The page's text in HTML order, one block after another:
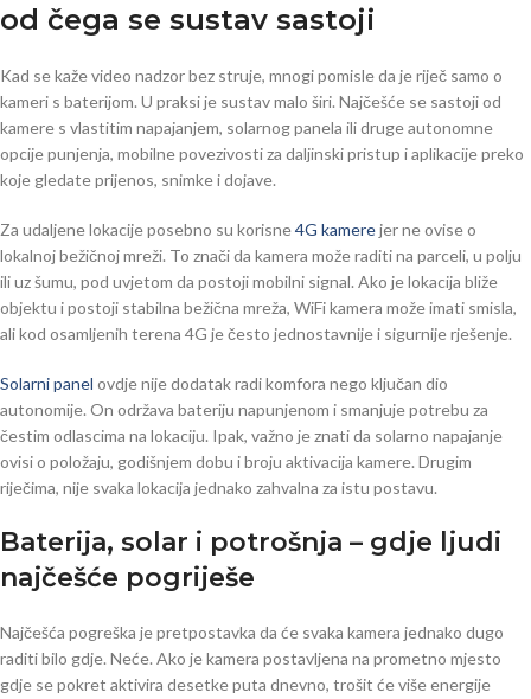
od čega se sustav sastoji
Kad se kaže video nadzor bez struje, mnogi pomisle da je riječ samo o
kameri s baterijom. U praksi je sustav malo širi. Najčešće se sastoji od
kamere s vlastitim napajanjem, solarnog panela ili druge autonomne
opcije punjenja, mobilne povezivosti za daljinski pristup i aplikacije preko
koje gledate prijenos, snimke i dojave.
Za udaljene lokacije posebno su korisne4G kamerejer ne ovise o
lokalnoj bežičnoj mreži. To znači da kamera može raditi na parceli, u polju
ili uz šumu, pod uvjetom da postoji mobilni signal. Ako je lokacija bliže
objektu i postoji stabilna bežična mreža, WiFi kamera može imati smisla,
ali kod osamljenih terena 4G je često jednostavnije i sigurnije rješenje.
Solarni panel ovdje nije dodatak radi komfora nego ključan dio
autonomije. On održava bateriju napunjenom i smanjuje potrebu za
čestim odlascima na lokaciju. Ipak, važno je znati da solarno napajanje
ovisi o položaju, godišnjem dobu i broju aktivacija kamere. Drugim
riječima, nije svaka lokacija jednako zahvalna za istu postavu.
Baterija, solar i potrošnja – gdje ljudi
najčešće pogriješe
Najčešća pogreška je pretpostavka da će svaka kamera jednako dugo
raditi bilo gdje. Neće. Ako je kamera postavljena na prometno mjesto
gdje se pokret aktivira desetke puta dnevno, trošit će više energije